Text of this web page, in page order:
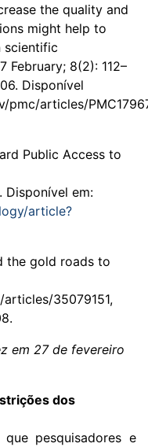
the quality and
might help to
scientific
February; 8(2): 112–
Disponível
pmc/articles/
Public Access to
Disponível em:
article?
the gold roads to
35079151,
em 27 de fevereiro
dos
pesquisadores e